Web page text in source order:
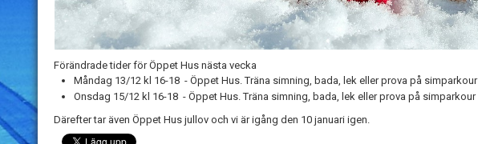
Förändrade tider för Öppet Hus nästa vecka
Måndag 13/12 kl 16-18 - Öppet Hus. Träna simning, bada, lek eller prova på simparkour
Onsdag 15/12 kl 16-18 - Öppet Hus. Träna simning, bada, lek eller prova på simparkour
Därefter tar även Öppet Hus jullov och vi är igång den 10 januari igen.